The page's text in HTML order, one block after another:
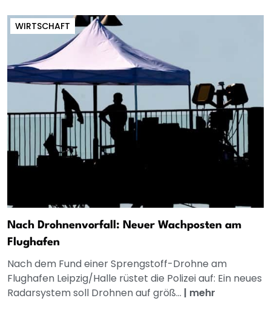
WIRTSCHAFT
Nach Drohnenvorfall: Neuer Wachposten am
Flughafen
Nach dem Fund einer Sprengstoff-Drohne am
Flughafen Leipzig/Halle rüstet die Polizei auf: Ein neues
Radarsystem soll Drohnen auf größ... | mehr